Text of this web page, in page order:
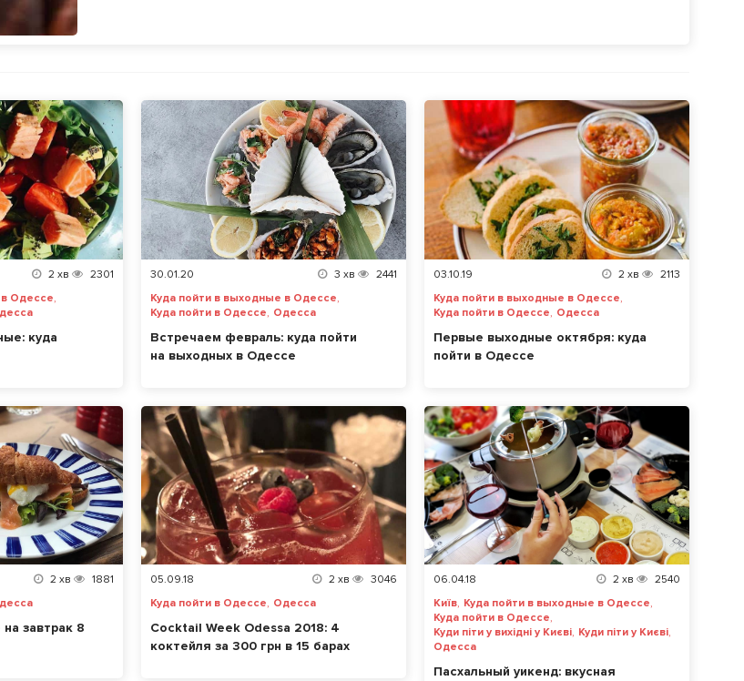
2 хв
2301
Одессе,
куда
30.01.20 3 хв
2441
Куда пойти в выходные в Одессе,
Куда пойти в Одессе, Одесса
Встречаем февраль: куда пойти
на выходных в Одессе
03.10.19 2 хв
2113
Куда пойти в выходные в Одессе,
Куда пойти в Одессе, Одесса
Первые выходные октября: куда
пойти в Одессе
2 хв
1881
завтрак 8
05.09.18 2 хв
3046
Куда пойти в Одессе, Одесса
Cocktail Week Odessa 2018: 4
коктейля за 300 грн в 15 барах
06.04.18 2 хв
2540
Київ, Куда пойти в выходные в Одессе,
Куда пойти в Одессе,
Куди піти у вихідні у Києві, Куди піти у Києві,
Одесса
Пасхальный уикенд: вкусная